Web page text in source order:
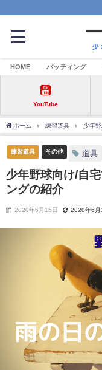
HOME バッティング
YouTube
ホーム 練習道具 少年
練習道具 その他 道具
少年野球向け/自
ングの紹介
2020年6月15日 2020年6月